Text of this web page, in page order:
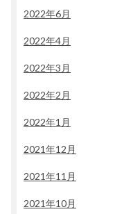
2022年6月
2022年4月
2022年3月
2022年2月
2022年1月
2021年12月
2021年11月
2021年10月